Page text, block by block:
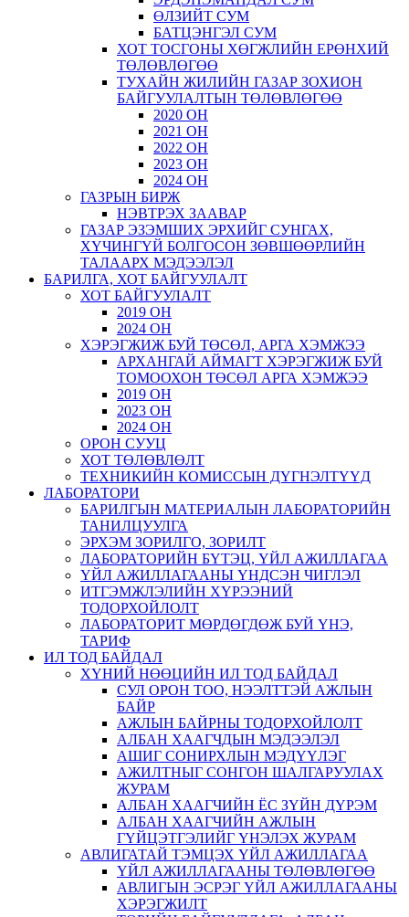
ӨЛЗИЙТ СУМ
БАТЦЭНГЭЛ СУМ
ХОТ ТОСГОНЫ ХӨГЖЛИЙН ЕРӨНХИЙ
ТӨЛӨВЛӨГӨӨ
ТУХАЙН ЖИЛИЙН ГАЗАР ЗОХИОН
БАЙГУУЛАЛТЫН ТӨЛӨВЛӨГӨӨ
2020 ОН
2021 ОН
2022 ОН
2023 ОН
2024 ОН
ГАЗРЫН БИРЖ
НЭВТРЭХ ЗААВАР
ГАЗАР ЭЗЭМШИХ ЭРХИЙГ СУНГАХ,
ХҮЧИНГҮЙ БОЛГОСОН ЗӨВШӨӨРЛИЙН
ТАЛААРХ МЭДЭЭЛЭЛ
БАРИЛГА, ХОТ БАЙГУУЛАЛТ
ХОТ БАЙГУУЛАЛТ
2019 ОН
2024 ОН
ХЭРЭГЖИЖ БУЙ ТӨСӨЛ, АРГА ХЭМЖЭЭ
АРХАНГАЙ АЙМАГТ ХЭРЭГЖИЖ БУЙ
ТОМООХОН ТӨСӨЛ АРГА ХЭМЖЭЭ
2019 ОН
2023 ОН
2024 ОН
ОРОН СУУЦ
ХОТ ТӨЛӨВЛӨЛТ
ТЕХНИКИЙН КОМИССЫН ДҮГНЭЛТҮҮД
ЛАБОРАТОРИ
БАРИЛГЫН МАТЕРИАЛЫН ЛАБОРАТОРИЙН
ТАНИЛЦУУЛГА
ЭРХЭМ ЗОРИЛГО, ЗОРИЛТ
ЛАБОРАТОРИЙН БҮТЭЦ, ҮЙЛ АЖИЛЛАГАА
ҮЙЛ АЖИЛЛАГААНЫ ҮНДСЭН ЧИГЛЭЛ
ИТГЭМЖЛЭЛИЙН ХҮРЭЭНИЙ
ТОДОРХОЙЛОЛТ
ЛАБОРАТОРИТ МӨРДӨГДӨЖ БУЙ ҮНЭ,
ТАРИФ
ИЛ ТОД БАЙДАЛ
ХҮНИЙ НӨӨЦИЙН ИЛ ТОД БАЙДАЛ
СУЛ ОРОН ТОО, НЭЭЛТТЭЙ АЖЛЫН
БАЙР
АЖЛЫН БАЙРНЫ ТОДОРХОЙЛОЛТ
АЛБАН ХААГЧДЫН МЭДЭЭЛЭЛ
АШИГ СОНИРХЛЫН МЭДҮҮЛЭГ
АЖИЛТНЫГ СОНГОН ШАЛГАРУУЛАХ
ЖУРАМ
АЛБАН ХААГЧИЙН ЁС ЗҮЙН ДҮРЭМ
АЛБАН ХААГЧИЙН АЖЛЫН
ГҮЙЦЭТГЭЛИЙГ ҮНЭЛЭХ ЖУРАМ
АВЛИГАТАЙ ТЭМЦЭХ ҮЙЛ АЖИЛЛАГАА
ҮЙЛ АЖИЛЛАГААНЫ ТӨЛӨВЛӨГӨӨ
АВЛИГЫН ЭСРЭГ ҮЙЛ АЖИЛЛАГААНЫ
ХЭРЭГЖИЛТ